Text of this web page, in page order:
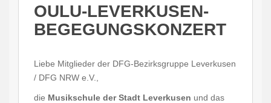
OULU-LEVERKUSEN-
BEGEGUNGSKONZERT
Liebe Mitglieder der DFG-Bezirksgruppe Leverkusen
/ DFG NRW e.V.,
die Musikschule der Stadt Leverkusen und das